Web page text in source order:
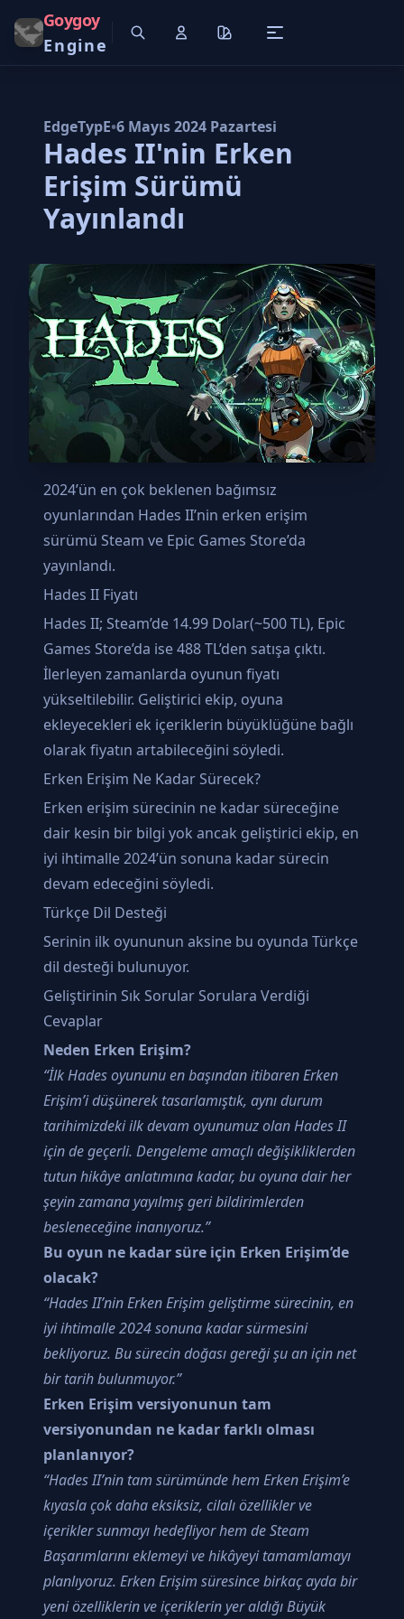
Goygoy
Engine
EdgeTypE•6 Mayıs 2024 Pazartesi
Hades II'nin Erken
Erişim Sürümü
Yayınlandı
2024’ün en çok beklenen bağımsız
oyunlarından Hades II’nin erken erişim
sürümü Steam ve Epic Games Store’da
yayınlandı.
Hades II Fiyatı
Hades II; Steam’de 14.99 Dolar(~500 TL), Epic
Games Store’da ise 488 TL’den satışa çıktı.
İlerleyen zamanlarda oyunun fiyatı
yükseltilebilir. Geliştirici ekip, oyuna
ekleyecekleri ek içeriklerin büyüklüğüne bağlı
olarak fiyatın artabileceğini söyledi.
Erken Erişim Ne Kadar Sürecek?
Erken erişim sürecinin ne kadar süreceğine
dair kesin bir bilgi yok ancak geliştirici ekip, en
iyi ihtimalle 2024’ün sonuna kadar sürecin
devam edeceğini söyledi.
Türkçe Dil Desteği
Serinin ilk oyununun aksine bu oyunda Türkçe
dil desteği bulunuyor.
Geliştirinin Sık Sorular Sorulara Verdiği
Cevaplar
Neden Erken Erişim?
“İlk Hades oyununu en başından itibaren Erken
Erişim’i düşünerek tasarlamıştık, aynı durum
tarihimizdeki ilk devam oyunumuz olan Hades II
için de geçerli. Dengeleme amaçlı değişikliklerden
tutun hikâye anlatımına kadar, bu oyuna dair her
şeyin zamana yayılmış geri bildirimlerden
besleneceğine inanıyoruz.”
Bu oyun ne kadar süre için Erken Erişim’de
olacak?
“Hades II’nin Erken Erişim geliştirme sürecinin, en
iyi ihtimalle 2024 sonuna kadar sürmesini
bekliyoruz. Bu sürecin doğası gereği şu an için net
bir tarih bulunmuyor.”
Erken Erişim versiyonunun tam
versiyonundan ne kadar farklı olması
planlanıyor?
“Hades II’nin tam sürümünde hem Erken Erişim’e
kıyasla çok daha eksiksiz, cilalı özellikler ve
içerikler sunmayı hedefliyor hem de Steam
Başarımlarını eklemeyi ve hikâyeyi tamamlamayı
planlıyoruz. Erken Erişim süresince birkaç ayda bir
yeni özelliklerin ve içeriklerin yer aldığı Büyük